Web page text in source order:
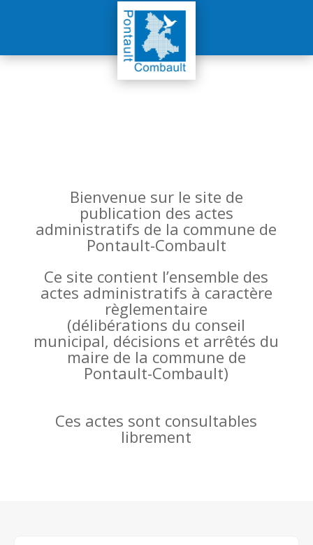
Bienvenue sur le site de
publication des actes
administratifs de la commune de
Pontault-Combault
Ce site contient l’ensemble des
actes administratifs à caractère
règlementaire
(délibérations du conseil
municipal, décisions et arrêtés du
maire de la commune de
Pontault-Combault)
Ces actes sont consultables
librement